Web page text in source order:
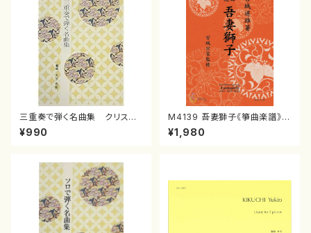
三重奏で弾く名曲集 クリスマ
スメドレー( 箏2/大平光美 編
曲/楽譜）
¥990
M4139 吾妻獅子《箏曲楽譜》
（箏/宮城道雄著・宮城宗家監修/
箏曲古典楽譜）
¥1,980